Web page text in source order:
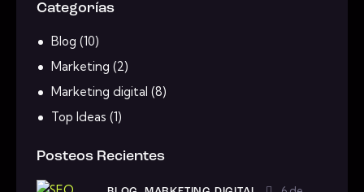
Categorías
Blog (10)
Marketing (2)
Marketing digital (8)
Top Ideas (1)
Posteos Recientes